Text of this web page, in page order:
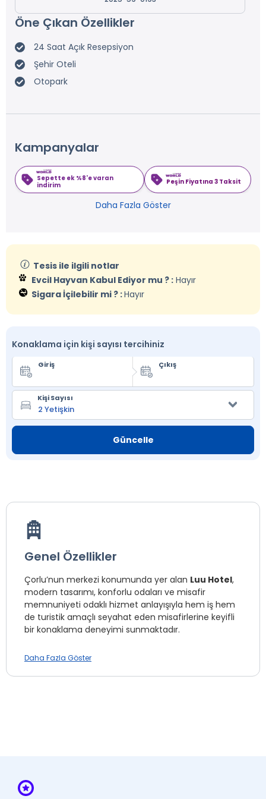
Öne Çıkan Özellikler
24 Saat Açık Resepsiyon
Şehir Oteli
Otopark
Kampanyalar
Sepette ek %8'e varan
indirim
Peşin Fiyatına 3 Taksit
Daha Fazla Göster
Tesis ile ilgili notlar
Evcil Hayvan Kabul Ediyor mu ? : Hayır
Sigara İçilebilir mi ? :Hayır
Konaklama için kişi sayısı tercihiniz
Giriş Çıkış
Kişi Sayısı
Güncelle
Genel Özellikler
Çorlu’nun merkezi konumunda yer alan Luu Hotel,
modern tasarımı, konforlu odaları ve misafir
memnuniyeti odaklı hizmet anlayışıyla hem iş hem
de turistik amaçlı seyahat eden misafirlerine keyifli
bir konaklama deneyimi sunmaktadır.
Cemaliye Mahallesi Doktor Hakkı Görenli Sokak
Daha Fazla Göster